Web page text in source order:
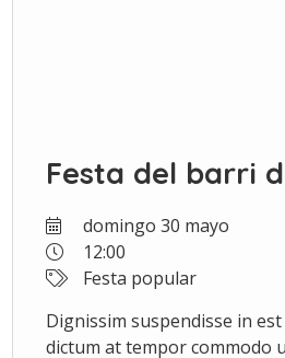
Festa del barri
domingo 30 mayo
12:00
Festa popular
Dignissim suspendisse in
dictum at tempor commodo